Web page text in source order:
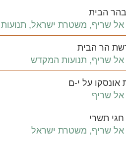
הבית
שריף, משטרת ישראל,
הר הבית
שריף, תנועות המקדש
אונסקו על י-ם
שריף
תשרי
שריף, משטרת ישראל